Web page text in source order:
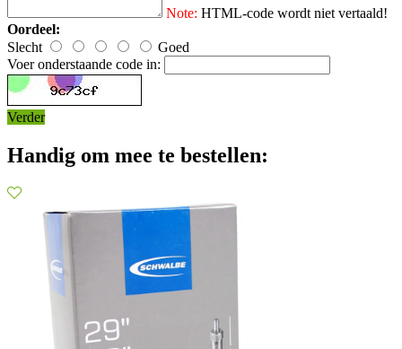
Note: HTML-code wordt niet vertaald!
Oordeel:
Slecht
Goed
Voer onderstaande code in:
Verder
Handig om mee te bestellen: